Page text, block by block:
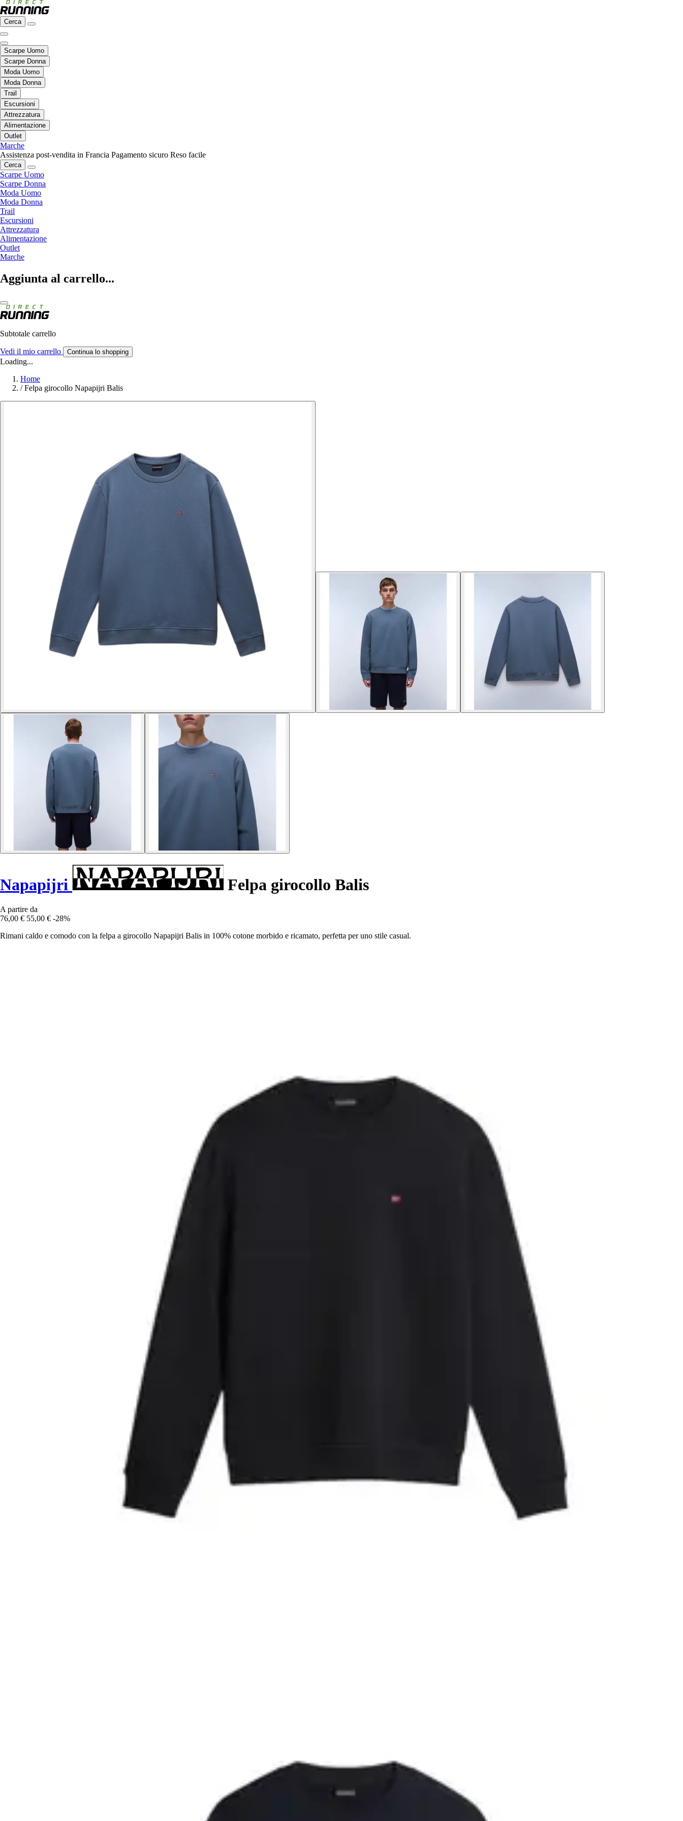
Cerca
Scarpe Uomo
Scarpe Donna
Moda Uomo
Moda Donna
Trail
Escursioni
Attrezzatura
Alimentazione
Outlet
Marche
Assistenza post-vendita in Francia Pagamento sicuro Reso facile
Cerca
Scarpe Uomo
Scarpe Donna
Moda Uomo
Moda Donna
Trail
Escursioni
Attrezzatura
Alimentazione
Outlet
Marche
Aggiunta al carrello...
Subtotale carrello
Vedi il mio carrello Continua lo shopping
Loading...
Home
/ Felpa girocollo Napapijri Balis
Napapijri Felpa girocollo Balis
A partire da
76,00 € 55,00 € -28%
Rimani caldo e comodo con la felpa a girocollo Napapijri Balis in 100% cotone morbido e ricamato, perfetta per uno stile casual.